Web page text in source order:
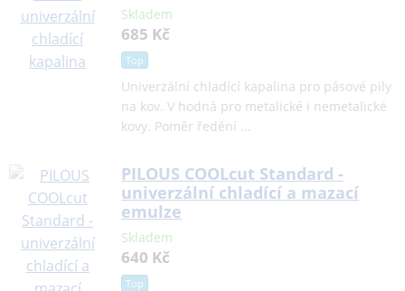
Skladem
685 Kč
Top
Univerzální chladící kapalina pro pásové pily
na kov. V hodná pro metalické i nemetalické
kovy. Poměr ředění …
PILOUS COOLcut Standard -
univerzální chladící a mazací
emulze
Skladem
640 Kč
Top